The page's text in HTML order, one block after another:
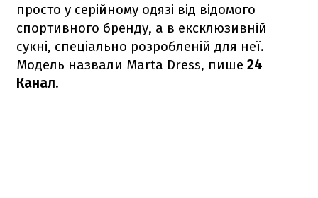
просто у серійному одязі від відомого
спортивного бренду, а в ексклюзивній
сукні, спеціально розробленій для неї.
Модель назвали Marta Dress, пише 24
Канал.